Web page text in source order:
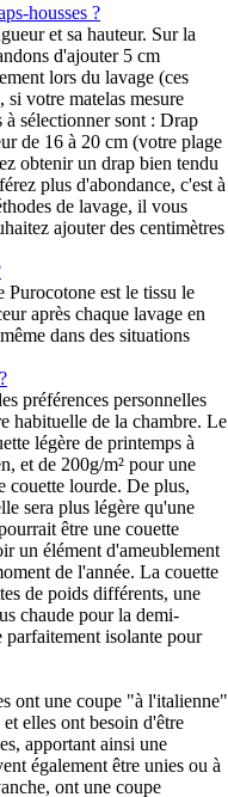
housses ?
et sa hauteur. Sur la
d'ajouter 5 cm
lors du lavage (ces
si votre matelas mesure
à sélectionner sont : Drap
de 16 à 20 cm (votre plage
obtenir un drap bien tendu
plus d'abondance, c'est à
de lavage, il vous
ajouter des centimètres
Purocotone est le tissu le
après chaque lavage en
dans des situations
préférences personnelles
habituelle de la chambre. Le
légère de printemps à
et de 200g/m² pour une
couette lourde. De plus,
sera plus légère qu'une
être une couette
un élément d'ameublement
de l'année. La couette
de poids différents, une
chaude pour la demi-
parfaitement isolante pour
ont une coupe "à l'italienne"
elles ont besoin d'être
apportant ainsi une
également être unies ou à
ont une coupe